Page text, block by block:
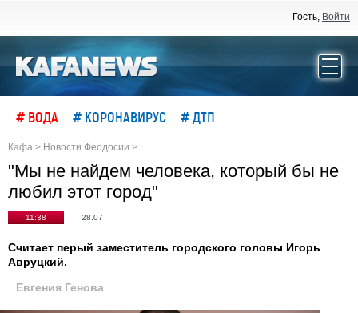
Гость, Войти
# ВОДА # КОРОНАВИРУС # ДТП
Кафа > Новости Феодосии >
"Мы не найдем человека, который бы не
любил этот город"
11:38 28.07
Считает перый заместитель городского головы Игорь
Авруцкий.
Евгения Генова